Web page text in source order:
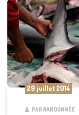
29 juillet 2014
PAR RANDONNÉE